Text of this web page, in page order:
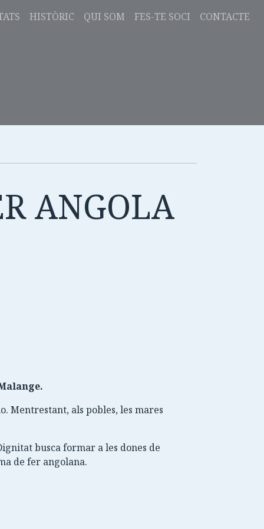
HISTÒRIC QUI SOM FES-TE SOCI CONTACTE
ANGOLA
Mentrestant, als pobles, les mares
busca formar a les dones de
de fer angolana.